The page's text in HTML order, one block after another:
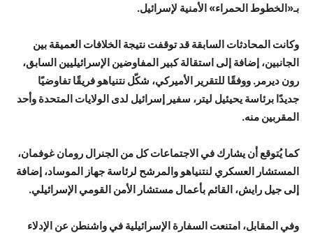
بـ«الخطوط الحمراء» الأمنية لإسرائيل.
وكانت المحادثات السابقة قد توقفت نتيجة الخلافات العميقة بين
الجانبين، إضافة إلى استقالة كبير المفاوضين الإسرائيليين السابق،
رون ديرمر. ووفقًا للتقرير الأميركي، شكّل نتنياهو فريقًا تفاوضيًا
جديدًا برئاسة يحيئيل ليتر، سفير إسرائيل لدى الولايات المتحدة وأحد
المقربين منه.
كما يُتوقع أن يشارك في الاجتماعات كل من الجنرال رومان غوفمان،
المستشار العسكري لنتنياهو والمرشح لرئاسة جهاز الموساد، إضافة
إلى جيل رايش، القائم بأعمال مستشار الأمن القومي الإسرائيلي.
وفي المقابل، امتنعت السفارة الإسرائيلية في واشنطن عن الإدلاء